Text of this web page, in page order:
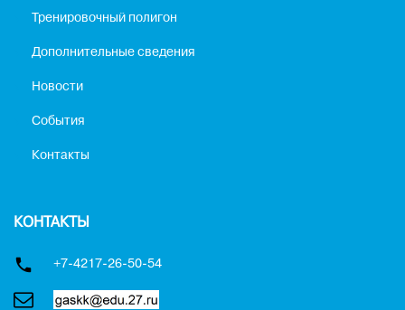
Тренировочный полигон
Дополнительные сведения
Новости
События
Контакты
КОНТАКТЫ
+7-4217-26-50-54